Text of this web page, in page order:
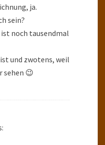
ja.
sein?
ist noch tausendmal
und zwotens, weil
sehen 😉